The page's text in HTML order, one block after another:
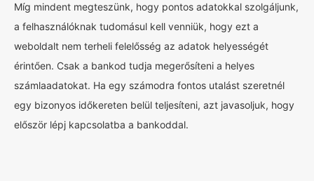
Míg mindent megteszünk, hogy pontos adatokkal szolgáljunk,
a felhasználóknak tudomásul kell venniük, hogy ezt a
weboldalt nem terheli felelősség az adatok helyességét
érintően. Csak a bankod tudja megerősíteni a helyes
számlaadatokat. Ha egy számodra fontos utalást szeretnél
egy bizonyos időkereten belül teljesíteni, azt javasoljuk, hogy
először lépj kapcsolatba a bankoddal.